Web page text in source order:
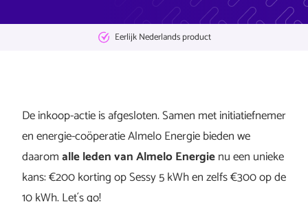
Eerlijk Nederlands product
De inkoop-actie is afgesloten. Samen met initiatiefnemer
en energie-coöperatie Almelo Energie bieden we
daaromalle leden van Almelo Energienu een unieke
kans: €200 korting op Sessy 5 kWh en zelfs €300 op de
10 kWh. Let´s go!